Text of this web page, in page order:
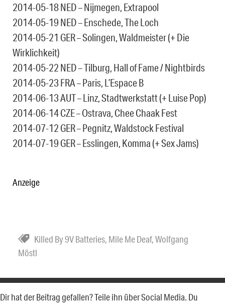
2014-05-18 NED – Nijmegen, Extrapool
2014-05-19 NED – Enschede, The Loch
2014-05-21 GER – Solingen, Waldmeister (+ Die
Wirklichkeit)
2014-05-22 NED – Tilburg, Hall of Fame / Nightbirds
2014-05-23 FRA – Paris, L’Espace B
2014-06-13 AUT – Linz, Stadtwerkstatt (+ Luise Pop)
2014-06-14 CZE – Ostrava, Chee Chaak Fest
2014-07-12 GER – Pegnitz, Waldstock Festival
2014-07-19 GER – Esslingen, Komma (+ Sex Jams)
Anzeige
Killed By 9V Batteries, Mile Me Deaf,Wolfgang
Möstl
Dir hat der Beitrag gefallen? Teile ihn über Social Media. Du